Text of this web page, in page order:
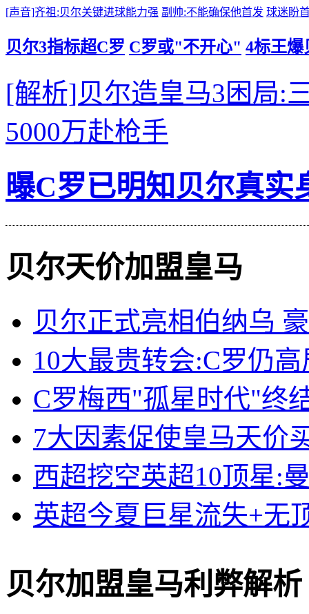
[声音]齐祖:贝尔关键进球能力强 副帅:不能确保他首发 球迷盼
贝尔3指标超C罗 C罗或"不开心" 4标王爆
[解析]贝尔造皇马3困局:
5000万赴枪手
曝C罗已明知贝尔真实
贝尔天价加盟皇马
贝尔正式亮相伯纳乌
10大最贵转会:C罗仍
C罗梅西"孤星时代"终
7大因素促使皇马天价
西超挖空英超10顶星:
英超今夏巨星流失+无
贝尔加盟皇马利弊解析